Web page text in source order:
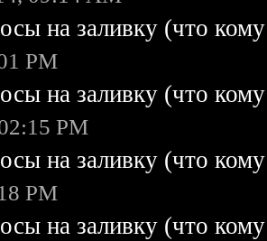
на заливку (что
PM
на заливку (что
PM
на заливку (что
PM
на заливку (что